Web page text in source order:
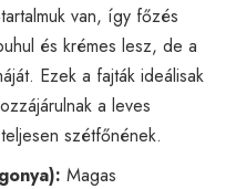
van, így főzés
és krémes lesz, de a
Ezek a fajták ideálisak
a leves
szétfőnének.
Magas